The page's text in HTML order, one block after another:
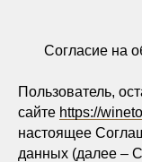
Согласие на
Пользователь,
сайте https://
настоящее
данных (далее –